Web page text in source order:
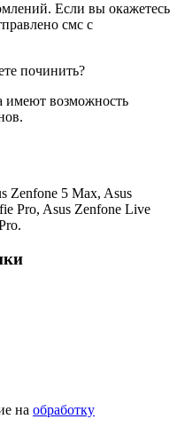
Если вы окажетесь
смс с
починить?
имеют возможность
Zenfone 5 Max, Asus
Pro, Asus Zenfone Live
на обработку